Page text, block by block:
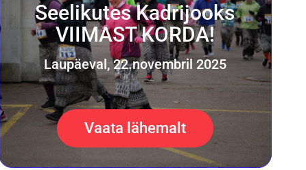
Seelikutes Kadrijooks
VIIMAST KORDA!
Laupäeval, 22.novembril 2025
Vaata lähemalt